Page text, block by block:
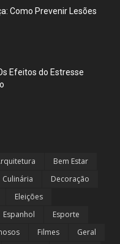
Como Prevenir Lesões
Efeitos do Estresse
Bem Estar
Culinária
Decoração
Eleições
Espanhol
Esporte
Filmes
Geral